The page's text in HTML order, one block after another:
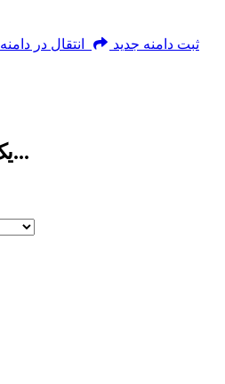
ثبت دامنه جدید انتقال در دامنه
یک دامنه انتخاب کنید...